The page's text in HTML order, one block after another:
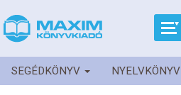
SEGÉDKÖNYV NYELVKÖNYV